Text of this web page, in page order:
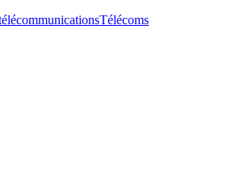
Télécoms